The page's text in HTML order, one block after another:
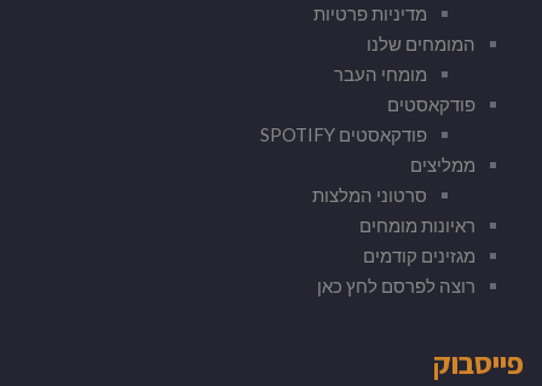
מדיניות פרטיות
המומחים שלנו
מומחי העבר
פודקאסטים
פודקאסטים SPOTIFY
ממליצים
סרטוני המלצות
ראיונות מומחים
מגזינים קודמים
רוצה לפרסם לחץ כאן
פייסבוק